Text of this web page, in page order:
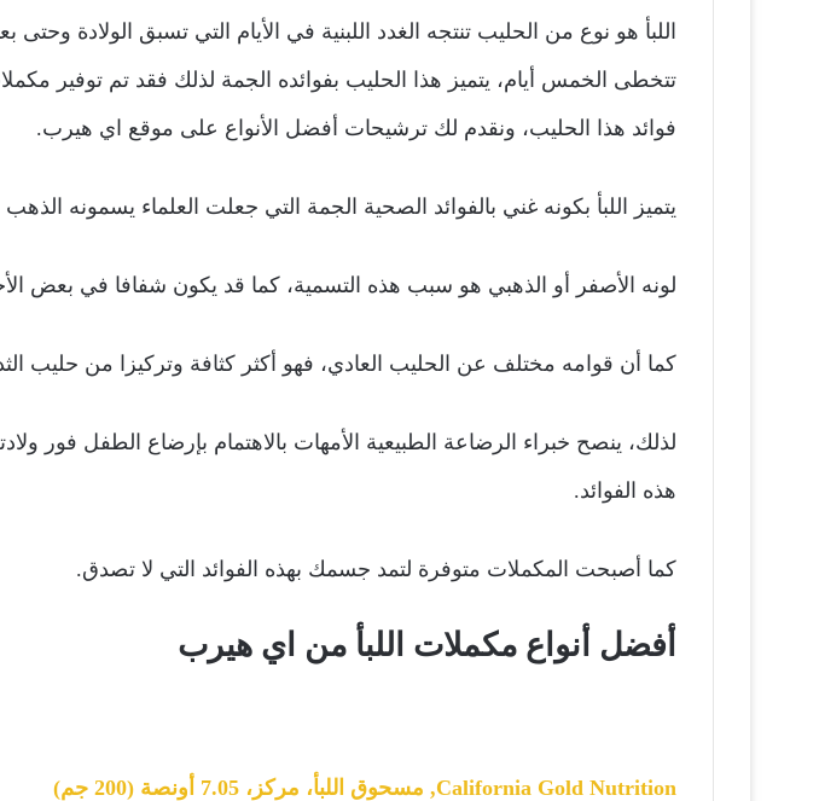
اللبأ هو نوع من الحليب تنتجه الغدد اللبنية في الأيام التي تسبق الولادة وحتى بعد
تتخطى الخمس أيام، يتميز هذا الحليب بفوائده الجمة لذلك فقد تم توفير
فوائد هذا الحليب، ونقدم لك ترشيحات أفضل الأنواع على موقع اي هيرب.
يتميز اللبأ بكونه غني بالفوائد الصحية الجمة التي جعلت العلماء يسمونه
لونه الأصفر أو الذهبي هو سبب هذه التسمية، كما قد يكون شفافا في بعض
كما أن قوامه مختلف عن الحليب العادي، فهو أكثر كثافة وتركيزا من حليب
لذلك، ينصح خبراء الرضاعة الطبيعية الأمهات بالاهتمام بإرضاع الطفل فور
هذه الفوائد.
كما أصبحت المكملات متوفرة لتمد جسمك بهذه الفوائد التي لا تصدق.
أفضل أنواع مكملات اللبأ من اي هيرب
California Gold Nutrition‏, مسحوق اللبأ، مركز، 7.05 أونصة (200 جم)